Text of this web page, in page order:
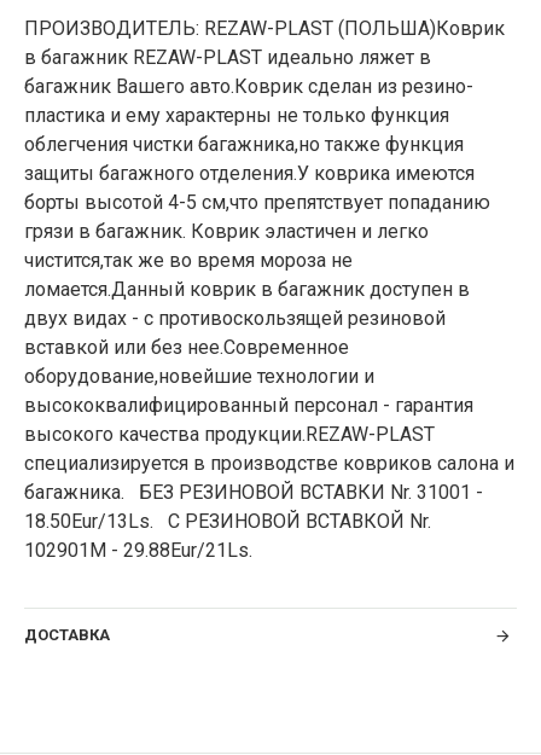
ПРОИЗВОДИТЕЛЬ: REZAW-PLAST (ПОЛЬША)Коврик
в багажник REZAW-PLAST идеально ляжет в
багажник Вашего авто.Коврик сделан из резино-
пластика и ему характерны не только функция
облегчения чистки багажника,но также функция
защиты багажного отделения.У коврика имеются
борты высотой 4-5 см,что препятствует попаданию
грязи в багажник. Коврик эластичен и легко
чистится,так же во время мороза не
ломается.Данный коврик в багажник доступен в
двух видах - с противоскользящей резиновой
вставкой или без нее.Современное
оборудование,новейшие технологии и
высококвалифицированный персонал - гарантия
высокого качества продукции.REZAW-PLAST
специализируется в производстве ковриков салона и
багажника. БЕЗ РЕЗИНОВОЙ ВСТАВКИ Nr. 31001 -
18.50Eur/13Ls. С РЕЗИНОВОЙ ВСТАВКОЙ Nr.
102901M - 29.88Eur/21Ls.
ДОСТАВКА